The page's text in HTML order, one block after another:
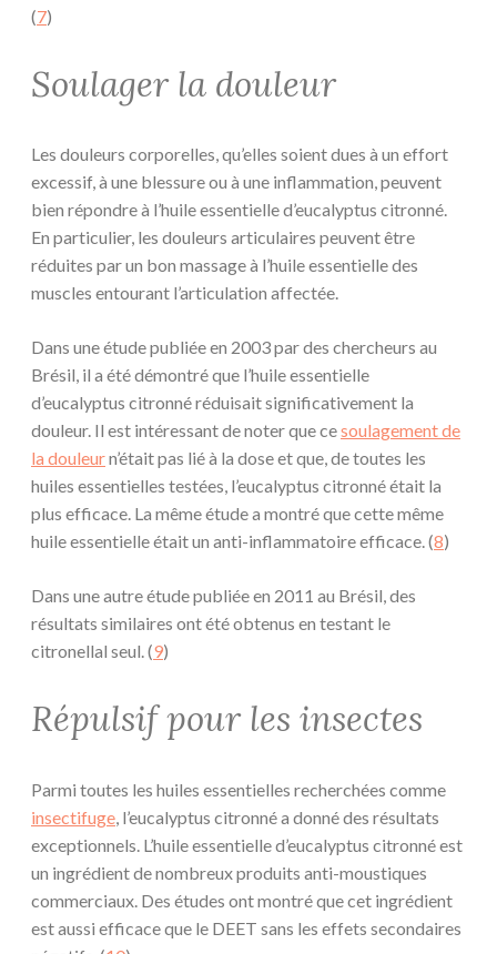
(7)
Soulager la douleur
Les douleurs corporelles, qu’elles soient dues à un effort
excessif, à une blessure ou à une inflammation, peuvent
bien répondre à l’huile essentielle d’eucalyptus citronné.
En particulier, les douleurs articulaires peuvent être
réduites par un bon massage à l’huile essentielle des
muscles entourant l’articulation affectée.
Dans une étude publiée en 2003 par des chercheurs au
Brésil, il a été démontré que l’huile essentielle
d’eucalyptus citronné réduisait significativement la
douleur. Il est intéressant de noter que cesoulagement de
la douleurn’était pas lié à la dose et que, de toutes les
huiles essentielles testées, l’eucalyptus citronné était la
plus efficace. La même étude a montré que cette même
huile essentielle était un anti-inflammatoire efficace. (8)
Dans une autre étude publiée en 2011 au Brésil, des
résultats similaires ont été obtenus en testant le
citronellal seul. (9)
Répulsif pour les insectes
Parmi toutes les huiles essentielles recherchées comme
insectifuge , l’eucalyptus citronné a donné des résultats
exceptionnels. L’huile essentielle d’eucalyptus citronné est
un ingrédient de nombreux produits anti-moustiques
commerciaux. Des études ont montré que cet ingrédient
est aussi efficace que le DEET sans les effets secondaires